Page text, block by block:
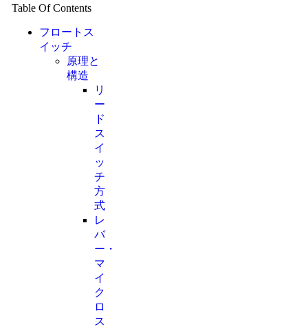
Table Of Contents
フロートス
イッチ
原理と
構造
リ
ー
ド
ス
イ
ッ
チ
方
式
レ
バ
ー・
マ
イ
ク
ロ
ス